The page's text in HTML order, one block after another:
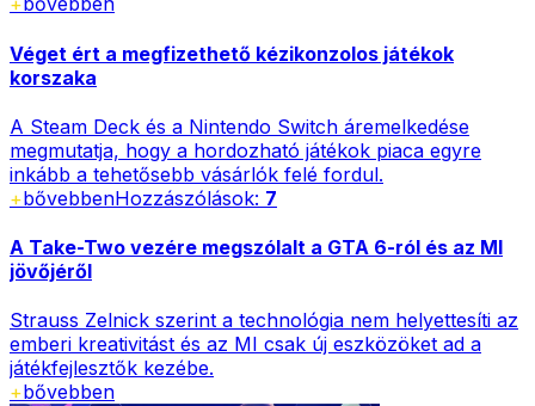
Véget ért a megfizethető kézikonzolos játékok
korszaka
A Steam Deck és a Nintendo Switch áremelkedése
megmutatja, hogy a hordozható játékok piaca egyre
inkább a tehetősebb vásárlók felé fordul.
+bővebbenHozzászólások: 7
A Take-Two vezére megszólalt a GTA 6-ról és az MI
jövőjéről
Strauss Zelnick szerint a technológia nem helyettesíti az
emberi kreativitást és az MI csak új eszközöket ad a
játékfejlesztők kezébe.
+bővebben